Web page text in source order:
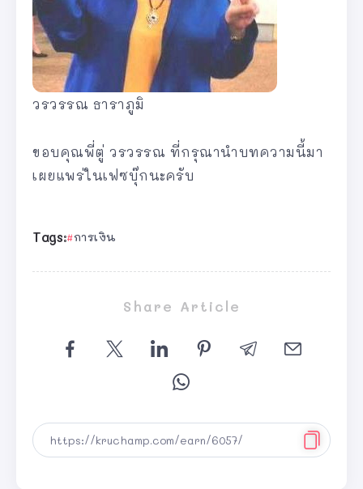
วรวรรณ ธาราภูมิ
ขอบคุณพี่ตู่ วรวรรณ ที่กรุณานำบทความนี้มา
เผยแพร่ในเฟซบุ๊กนะครับ
Tags: การเงิน
Share Article